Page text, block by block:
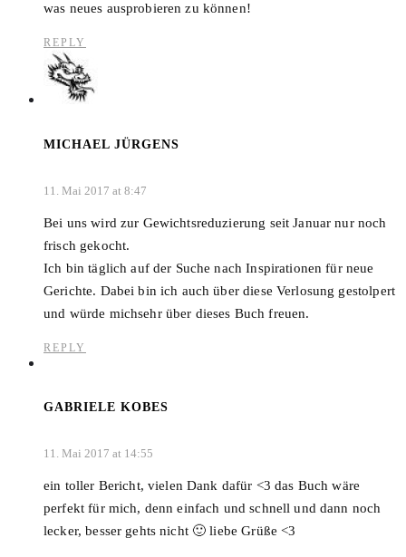
was neues ausprobieren zu können!
REPLY
MICHAEL JÜRGENS
11. Mai 2017 at 8:47
Bei uns wird zur Gewichtsreduzierung seit Januar nur noch
frisch gekocht.
Ich bin täglich auf der Suche nach Inspirationen für neue
Gerichte. Dabei bin ich auch über diese Verlosung gestolpert
und würde michsehr über dieses Buch freuen.
REPLY
GABRIELE KOBES
11. Mai 2017 at 14:55
ein toller Bericht, vielen Dank dafür <3 das Buch wäre
perfekt für mich, denn einfach und schnell und dann noch
lecker, besser gehts nicht 🙂 liebe Grüße <3